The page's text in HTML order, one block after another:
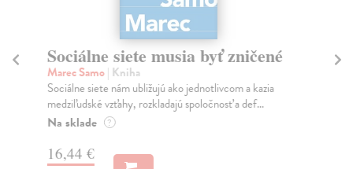
Sociálne siete musia byť zničené
Marec Samo| Kniha
Sociálne siete nám ubližujú ako jednotlivcom a kazia
medziľudské vzťahy, rozkladajú spoločnosť a def...
Na sklade ?
16,44 €